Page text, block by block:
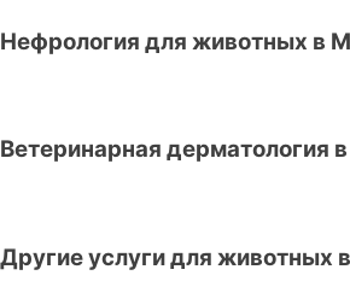
Нефрология для животных в
Ветеринарная дерматология
Другие услуги для животных